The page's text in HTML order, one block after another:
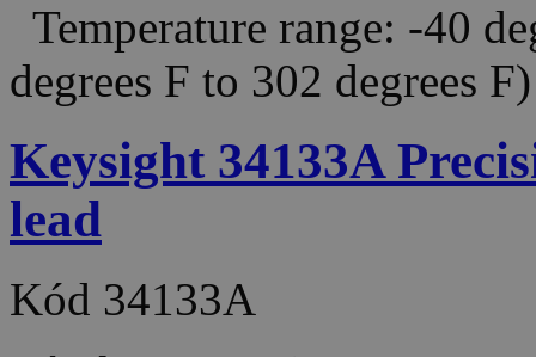
Temperature range: -40
degrees F to 302 degrees
Keysight 34133A
lead
Kód 34133A